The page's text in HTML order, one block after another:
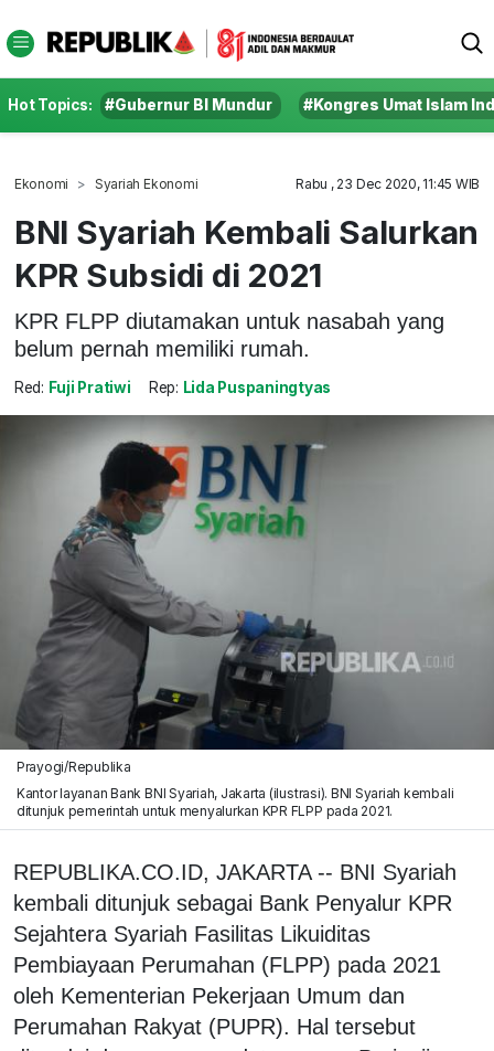
Hot Topics: #Gubernur BI Mundur #Kongres Umat Islam
Ekonomi Syariah Ekonomi Rabu , 23 Dec 2020, 11:45 WIB
BNI Syariah Kembali Salurkan
KPR Subsidi di 2021
KPR FLPP diutamakan untuk nasabah yang
belum pernah memiliki rumah.
Red: Fuji Pratiwi Rep: Lida Puspaningtyas
Prayogi/Republika
Kantor layanan Bank BNI Syariah, Jakarta (ilustrasi). BNI Syariah kembali
ditunjuk pemerintah untuk menyalurkan KPR FLPP pada 2021.
REPUBLIKA.CO.ID, JAKARTA -- BNI Syariah
kembali ditunjuk sebagai Bank Penyalur KPR
Sejahtera Syariah Fasilitas Likuiditas
Pembiayaan Perumahan (FLPP) pada 2021
oleh Kementerian Pekerjaan Umum dan
Perumahan Rakyat (PUPR). Hal tersebut